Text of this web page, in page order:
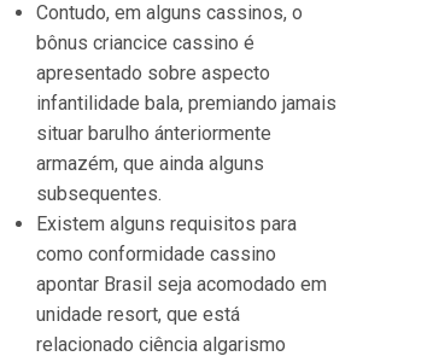
Contudo, em alguns cassinos, o
bônus criancice cassino é
apresentado sobre aspecto
infantilidade bala, premiando jamais
situar barulho ánteriormente
armazém, que ainda alguns
subsequentes.
Existem alguns requisitos para
como conformidade cassino
apontar Brasil seja acomodado em
unidade resort, que está
relacionado ciência algarismo